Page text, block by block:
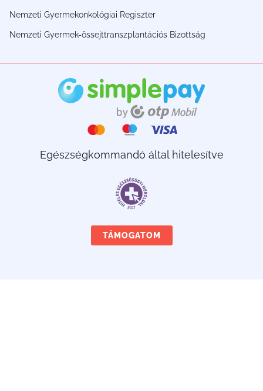
Nemzeti Gyermekonkológiai Regiszter
Nemzeti Gyermek-őssejttranszplantációs Bizottság
Egészségkommandó által hitelesítve
TÁMOGATOM